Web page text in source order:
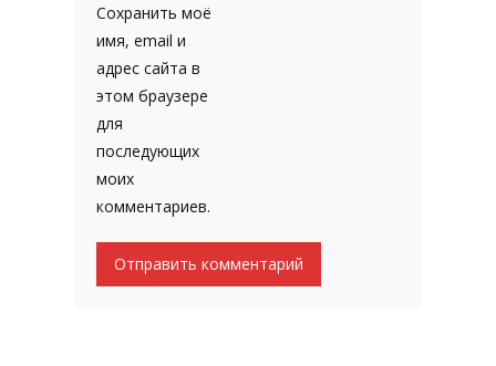
Сохранить моё
имя, email и
адрес сайта в
этом браузере
для
последующих
моих
комментариев.